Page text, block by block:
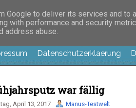
alles außer
Datenschutzerklaerung
war fällig
April 13, 2017
Manus-Testwelt
Google to deliver its services and to
with performance and security
address abuse.